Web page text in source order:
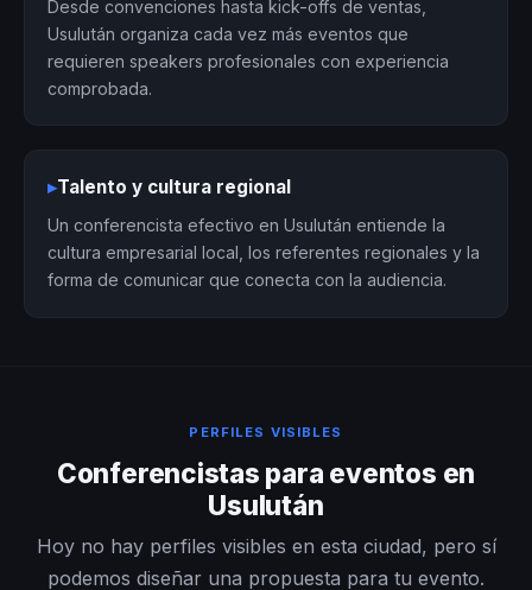
Desde convenciones hasta kick-offs de ventas,
Usulután organiza cada vez más eventos que
requieren speakers profesionales con experiencia
comprobada.
▸Talento y cultura regional
Un conferencista efectivo en Usulután entiende la
cultura empresarial local, los referentes regionales y la
forma de comunicar que conecta con la audiencia.
PERFILES VISIBLES
Conferencistas para eventos en
Usulután
Hoy no hay perfiles visibles en esta ciudad, pero sí
podemos diseñar una propuesta para tu evento.